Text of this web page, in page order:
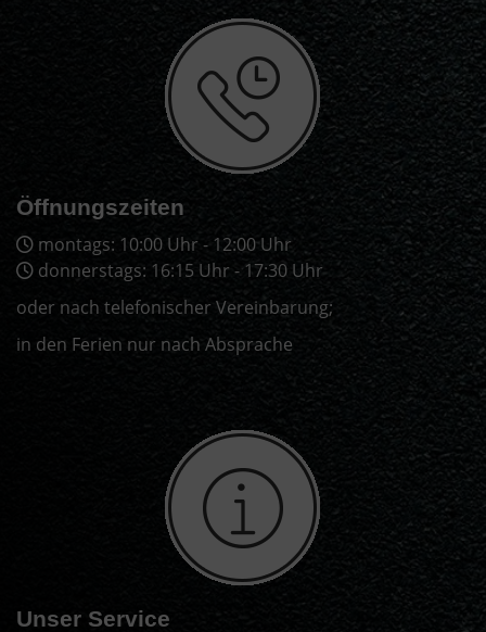
Öffnungszeiten
montags: 10:00 Uhr - 12:00 Uhr
donnerstags: 16:15 Uhr - 17:30 Uhr
oder nach telefonischer Vereinbarung;
in den Ferien nur nach Absprache
Unser Service